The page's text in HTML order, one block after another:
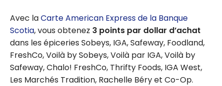
Avec laCarte American Express de la Banque
Scotia, vous obtenez 3 points par dollar d’achat
dans les épiceries Sobeys, IGA, Safeway, Foodland,
FreshCo, Voilà by Sobeys, Voilà par IGA, Voilà by
Safeway, Chalo! FreshCo, Thrifty Foods, IGA West,
Les Marchés Tradition, Rachelle Béry et Co-Op.